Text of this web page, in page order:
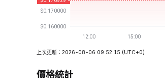
上次更新：2026-08-06 09:52:15 (UTC+0)
價格統計